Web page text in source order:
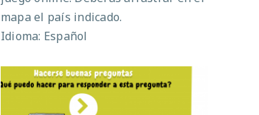
mapa el país indicado.
Idioma: Español